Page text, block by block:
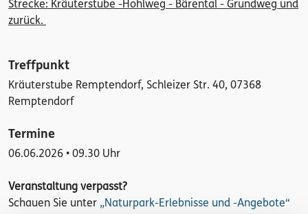
Strecke: Kräuterstube -Hohlweg - Bärental - Grundweg und
zurück.
Treffpunkt
Kräuterstube Remptendorf, Schleizer Str. 40, 07368
Remptendorf
Termine
06.06.2026 • 09.30 Uhr
Veranstaltung verpasst?
Schauen Sie unter „Naturpark-Erlebnisse und -Angebote“